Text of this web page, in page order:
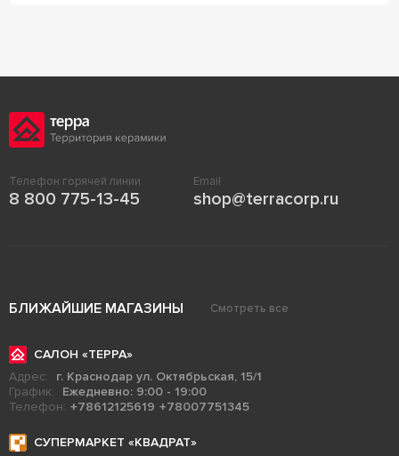
Телефон горячей линии
8 800 775-13-45
Email
shop@terracorp.ru
БЛИЖАЙШИЕ МАГАЗИНЫ Смотреть все
САЛОН «ТЕРРА»
Адрес:
г. Краснодар ул. Октябрьская, 15/1
График:
Ежедневно: 9:00 - 19:00
Телефон: +78612125619 +78007751345
СУПЕРМАРКЕТ «КВАДРАТ»